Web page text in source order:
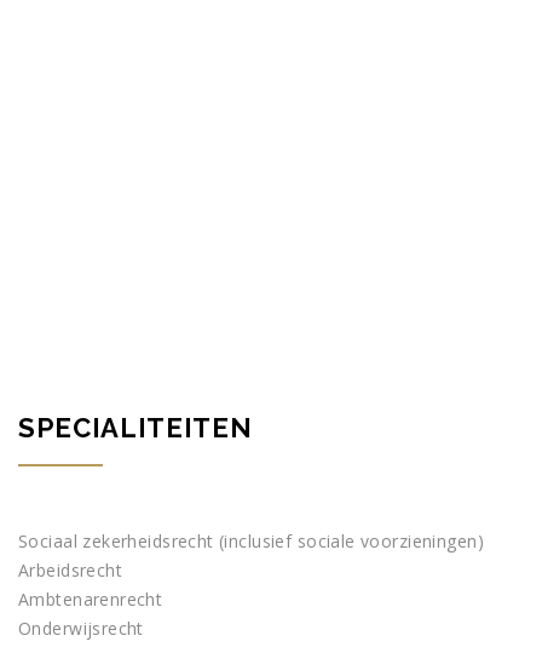
SPECIALITEITEN
Sociaal zekerheidsrecht (inclusief sociale voorzieningen)
Arbeidsrecht
Ambtenarenrecht
Onderwijsrecht